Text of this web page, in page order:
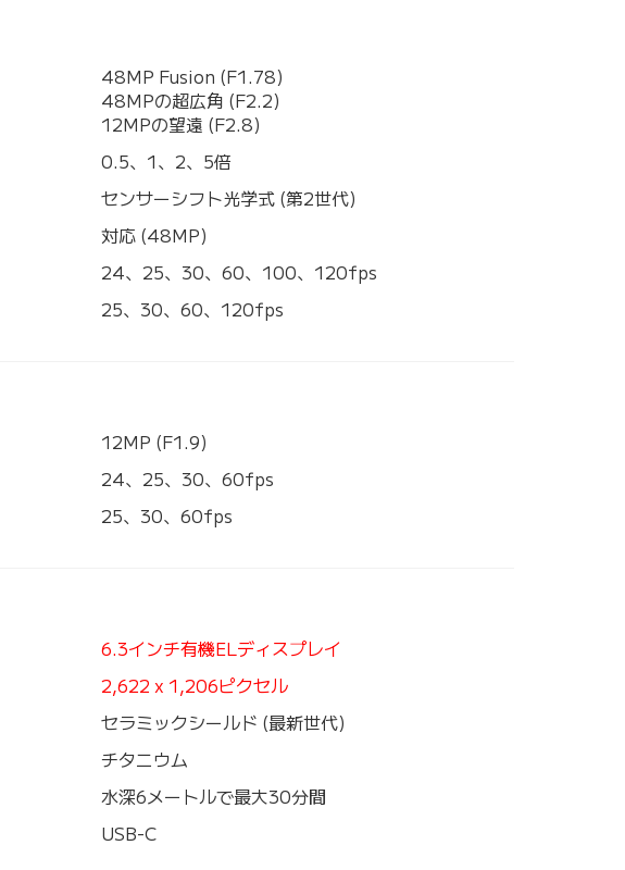
48MP Fusion (F1.78)
48MPの超広角 (F2.2)
12MPの望遠 (F2.8)
0.5、1、2、5倍
センサーシフト光学式 (第2世代)
対応 (48MP)
24、25、30、60、100、120fps
25、30、60、120fps
12MP (F1.9)
24、25、30、60fps
25、30、60fps
6.3インチ有機ELディスプレイ
2,622 x 1,206ピクセル
セラミックシールド (最新世代)
チタニウム
水深6メートルで最大30分間
USB-C